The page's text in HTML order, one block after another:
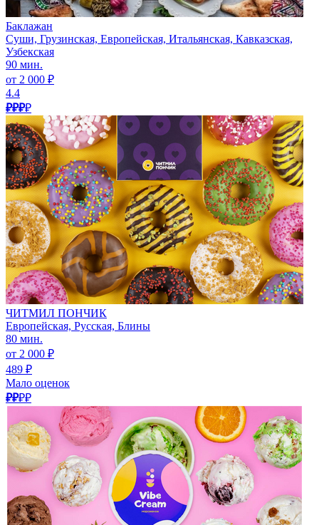
Баклажан
Суши, Грузинская, Европейская, Итальянская, Кавказская,
Узбекская
90 мин.
от 2 000 ₽
4.4
₽₽₽₽
ЧИТМИЛ ПОНЧИК
Европейская, Русская, Блины
80 мин.
от 2 000 ₽
489 ₽
Мало оценок
₽₽₽₽